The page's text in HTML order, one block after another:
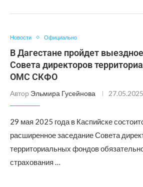
Новости Официально
В Дагестане пройдет
Совета директоров
ОМС СКФО
Автор Эльмира Гусейнова 27.05.2025
29 мая 2025 года в Каспийске
расширенное заседание Совета
территориальных фондов
страхования …